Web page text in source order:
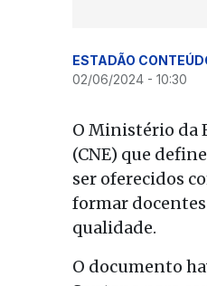
ESTADÃO
02/06/2024 - 10:30
O Ministério da
(CNE) que
ser oferecidos
formar
qualidade.
O documento